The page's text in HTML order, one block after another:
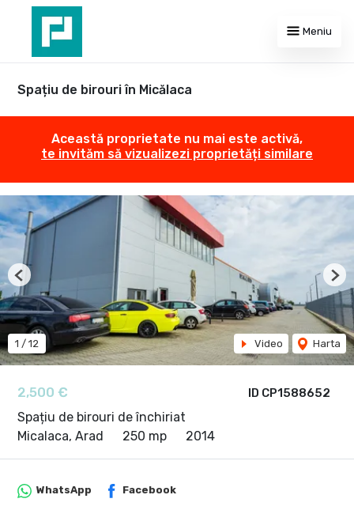
Meniu
Spațiu de birouri în Micălaca
Această proprietate nu mai este activă,
te invităm să vizualizezi proprietăți similare
ID CP1588652
2,500 €
Spațiu de birouri de închiriat
Micalaca, Arad
250 mp 2014
1 / 12 Video Harta
Previous
WhatsApp Facebook